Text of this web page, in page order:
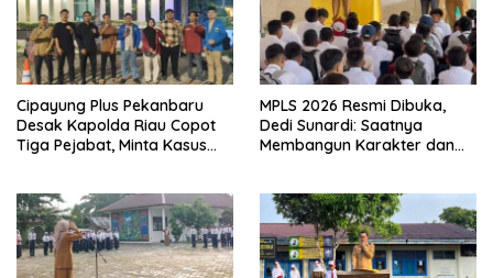
Cipayung Plus Pekanbaru
Desak Kapolda Riau Copot
Tiga Pejabat, Minta Kasus
MPLS 2026 Resmi Dibuka,
Dedi Sunardi: Saatnya
Membangun Karakter dan